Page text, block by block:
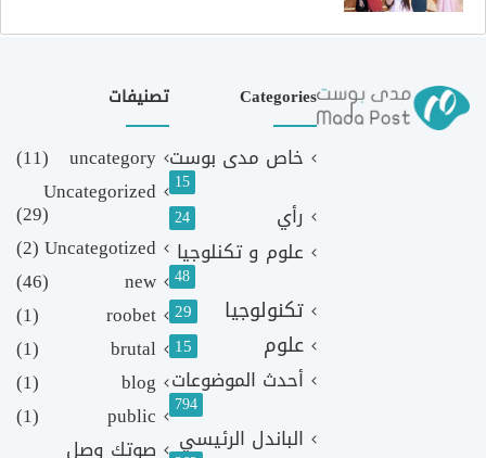
Categories
خاص مدى بوست
15
رأي 24
علوم و تكنلوجيا
48
تكنولوجيا 29
علوم 15
أحدث الموضوعات
794
الباندل الرئيسي
تصنيفات
uncategory
(11)
Uncategorized
(29)
Uncategotized
(2)
new
(46)
roobet
(1)
brutal
(1)
blog
(1)
public
(1)
صوتك وصل